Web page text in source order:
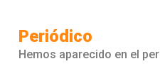
Periódico
Hemos aparecido en el